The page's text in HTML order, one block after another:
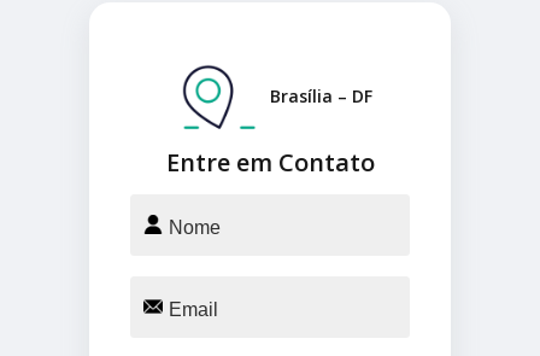
Entre em Contato
Brasília – DF